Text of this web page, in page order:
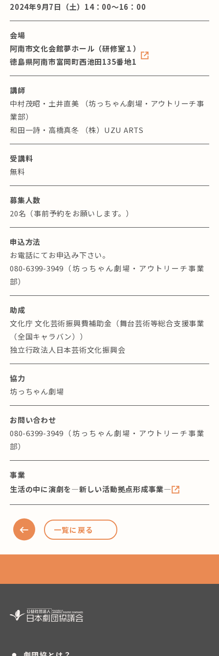
2024年9月7日（土）14：00～16：00
会場
阿南市文化会館夢ホール（研修室１）
徳島県阿南市富岡町西池田135番地1
講師
中村茂昭・土井直美 （坊っちゃん劇場・アウトリーチ事
業部）
和田一詩・高橋真冬 （株）UZU ARTS
受講料
無料
募集人数
20名（事前予約をお願いします。）
申込方法
お電話にてお申込み下さい。
080-6399-3949（坊っちゃん劇場・アウトリーチ事業
部）
助成
文化庁 文化芸術振興費補助金（舞台芸術等総合支援事業
（全国キャラバン））
独立行政法人日本芸術文化振興会
協力
坊っちゃん劇場
お問い合わせ
080-6399-3949（坊っちゃん劇場・アウトリーチ事業
部）
事業
生活の中に演劇を―新しい活動拠点形成事業―
一覧に戻る